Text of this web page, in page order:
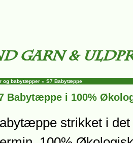
og babytæpper » S7 Babytæppe
Babytæppe i 100%
strikket i